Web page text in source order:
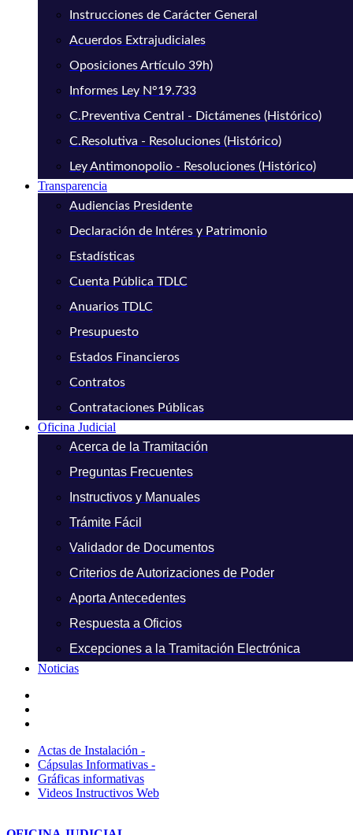
Instrucciones de Carácter General
Acuerdos Extrajudiciales
Oposiciones Artículo 39h)
Informes Ley N°19.733
C.Preventiva Central - Dictámenes (Histórico)
C.Resolutiva - Resoluciones (Histórico)
Ley Antimonopolio - Resoluciones (Histórico)
Transparencia
Audiencias Presidente
Declaración de Intéres y Patrimonio
Estadísticas
Cuenta Pública TDLC
Anuarios TDLC
Presupuesto
Estados Financieros
Contratos
Contrataciones Públicas
Oficina Judicial
Acerca de la Tramitación
Preguntas Frecuentes
Instructivos y Manuales
Trámite Fácil
Validador de Documentos
Criterios de Autorizaciones de Poder
Aporta Antecedentes
Respuesta a Oficios
Excepciones a la Tramitación Electrónica
Noticias
Actas de Instalación -
Cápsulas Informativas -
Gráficas informativas
Videos Instructivos Web